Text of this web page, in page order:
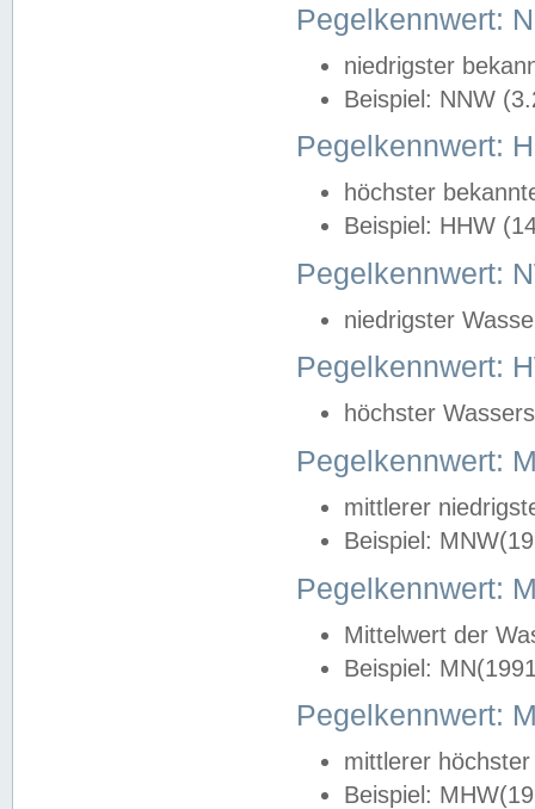
Pegelkennwert:
niedrigster
Beispiel: NNW
Pegelkennwert:
höchster
Beispiel: HHW
Pegelkennwert:
niedrigster
Pegelkennwert:
höchster
Pegelkennwert:
mittlerer
Beispiel:
Pegelkennwert:
Mittelwert der
Beispiel:
Pegelkennwert:
mittlerer
Beispiel: